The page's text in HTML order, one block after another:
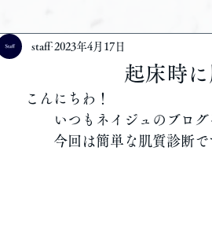
起床時に肌
staff 2023年4月17日
こんにちわ！
いつもネイジュのブログを
今回は簡単な肌質診断で